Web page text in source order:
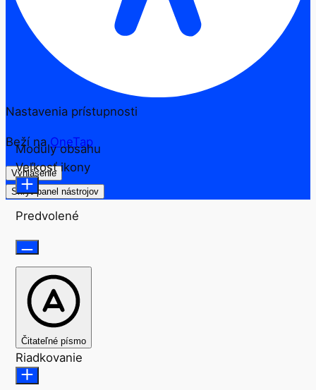
Nastavenia prístupnosti
Beží naOneTap
Vyhlásenie
Skryť panel nástrojov
Moduly obsahu
Veľkosť ikony
Predvolené
Čitateľné písmo
Riadkovanie